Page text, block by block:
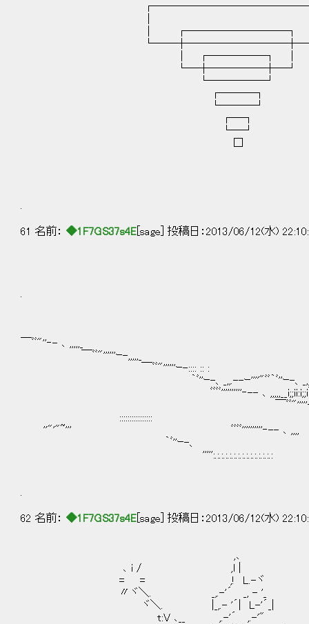
│ ┌─────────┐
│ ┌─────┐ │
└─┼─────┼─┘
└─────┘
┌───┐
└───┘
┌─┐
└─┘
61 名前： ◆1F7GS37s4E [sage] 投稿日：2013/06/12(水)
￣ﾞﾞ"''‐- ､
￣ﾞﾞ"''''''ｰ-
￣ﾞﾞ"''''''ｰ-::::
｀ﾞ''ｰ-、_,,.--ｰ''''"ﾞﾞ｀ﾞ''ｰ-、_,,.--
ﾞﾞﾞﾞ''''''''''‐-- ､ ,,,,,__i;;ii:i;;i￣|rニユ l |l
￣ﾞﾞ"'''''―--二.ll.| . 二|=,ｨ'⌒ﾆﾆｴ
:::::::::::::::: ￣ﾞﾞ"'''''―--
''"'"~''' ﾞﾞﾞﾞ''''''''''‐-- ､ ,,,, ~ﾞ"'ｰ-
｀ﾞ''ｰ-、 ''"'"~''' ﾞ''､,, ｀ﾞ
''''':.:.:.:.:.:.:.:.:.:.:.:.:.:.:
62 名前： ◆1F7GS37s4E [sage] 投稿日：2013/06/12(水)
,､
､ i / ,l |
= = ,! L.-ヾ
〃ヾ＼. _,.-'´ _, - '_
ヾ＼. |_,.- '´| L-'´_|
t:V ､__ ,.-'´ ,.-'"